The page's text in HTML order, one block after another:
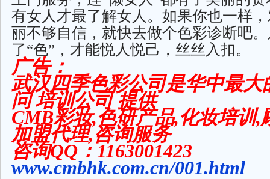
有女人才最了解女人。如果你也一样
丽不够自信，就快去做个色彩诊断吧。
了“色”，才能悦人悦己，丝丝入扣。
广告：
武汉四季色彩公司是华中最大
问 培训公司 提供
CMB彩妆,色研产品,化妆培训,
加盟代理,咨询服务
咨询QQ：1163001423
www.cmbhk.com.cn/001.html